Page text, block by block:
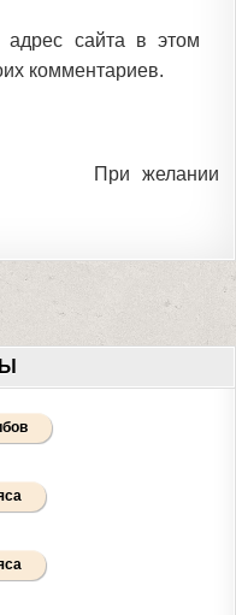
сайта в этом
комментариев.
При желании